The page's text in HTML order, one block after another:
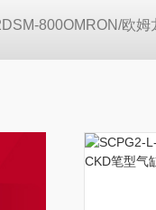
800OMRON/欧